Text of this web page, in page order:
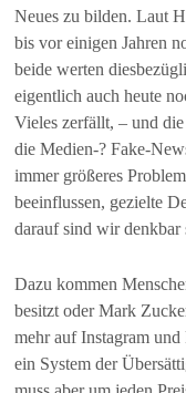
Neues zu bilden. Laut
bis vor einigen Jahren
beide werten
eigentlich auch heute
Vieles zerfällt, – und
die Medien-? Fake-
immer größeres
beeinflussen, gezielte
darauf sind wir denkbar
Dazu kommen
besitzt oder Mark
mehr auf Instagram
ein System der